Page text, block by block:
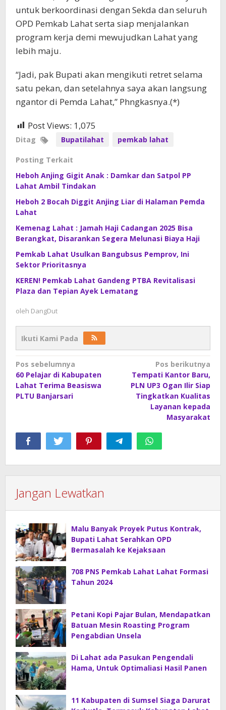
untuk berkoordinasi dengan Sekda dan seluruh
OPD Pemkab Lahat serta siap menjalankan
program kerja demi mewujudkan Lahat yang
lebih maju.
“Jadi, pak Bupati akan mengikuti retret selama
satu pekan, dan setelahnya saya akan langsung
ngantor di Pemda Lahat,” Phngkasnya.(*)
Post Views: 1,075
Ditag Bupatilahat pemkab lahat
Posting Terkait
Heboh Anjing Gigit Anak : Damkar dan Satpol PP
Lahat Ambil Tindakan
Heboh 2 Bocah Diggit Anjing Liar di Halaman Pemda
Lahat
Kemenag Lahat : Jamah Haji Cadangan 2025 Bisa
Berangkat, Disarankan Segera Melunasi Biaya Haji
Pemkab Lahat Usulkan Bangubsus Pemprov, Ini
Sektor Prioritasnya
KEREN! Pemkab Lahat Gandeng PTBA Revitalisasi
Plaza dan Tepian Ayek Lematang
oleh DangDut
Ikuti Kami Pada
Navigasi
pos
Pos sebelumnya
60 Pelajar di Kabupaten
Lahat Terima Beasiswa
PLTU Banjarsari
Pos berikutnya
Tempati Kantor Baru,
PLN UP3 Ogan Ilir Siap
Tingkatkan Kualitas
Layanan kepada
Masyarakat
Jangan Lewatkan
Malu Banyak Proyek Putus Kontrak,
Bupati Lahat Serahkan OPD
Bermasalah ke Kejaksaan
708 PNS Pemkab Lahat Lahat Formasi
Tahun 2024
Petani Kopi Pajar Bulan, Mendapatkan
Batuan Mesin Roasting Program
Pengabdian Unsela
Di Lahat ada Pasukan Pengendali
Hama, Untuk Optimaliasi Hasil Panen
11 Kabupaten di Sumsel Siaga Darurat